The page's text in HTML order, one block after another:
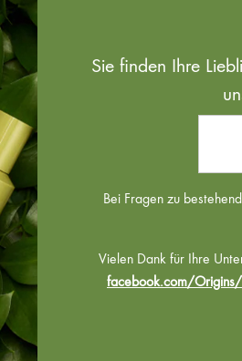
Sie finden Ihre
Bei Fragen zu
Vielen Dank für Ihre
facebook.com/Origins/